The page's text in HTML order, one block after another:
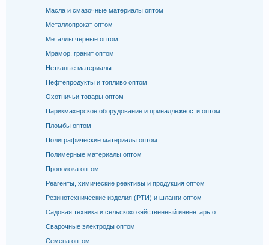
Масла и смазочные материалы оптом
Металлопрокат оптом
Металлы черные оптом
Мрамор, гранит оптом
Нетканые материалы
Нефтепродукты и топливо оптом
Охотничьи товары оптом
Парикмахерское оборудование и принадлежности оптом
Пломбы оптом
Полиграфические материалы оптом
Полимерные материалы оптом
Проволока оптом
Реагенты, химические реактивы и продукция оптом
Резинотехнические изделия (РТИ) и шланги оптом
Садовая техника и сельскохозяйственный инвентарь о
Сварочные электроды оптом
Семена оптом